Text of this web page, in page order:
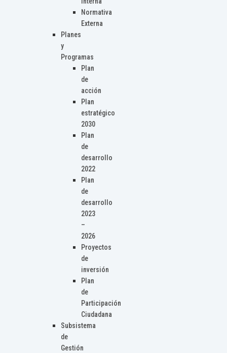
Normativa
Externa
Planes
y
Programas
Plan
de
acción
Plan
estratégico
2030
Plan
de
desarrollo
2022
Plan
de
desarrollo
2023
–
2026
Proyectos
de
inversión
Plan
de
Participación
Ciudadana
Subsistema
de
Gestión